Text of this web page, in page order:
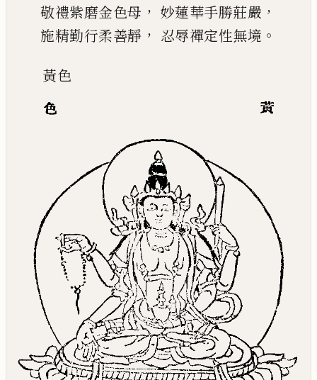
敬禮紫磨金色母 ， 妙蓮華手勝莊嚴 ，
施精勤行柔善靜 ， 忍辱禪定性無境 。
黃色